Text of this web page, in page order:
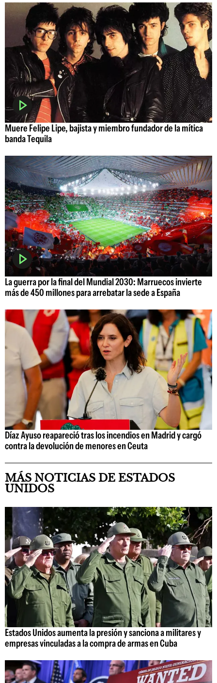
Muere Felipe Lipe, bajista y miembro fundador de la mítica
banda Tequila
La guerra por la final del Mundial 2030: Marruecos invierte
más de 450 millones para arrebatar la sede a España
Díaz Ayuso reapareció tras los incendios en Madrid y cargó
contra la devolución de menores en Ceuta
MÁS NOTICIAS DE ESTADOS
UNIDOS
Estados Unidos aumenta la presión y sanciona a militares y
empresas vinculadas a la compra de armas en Cuba